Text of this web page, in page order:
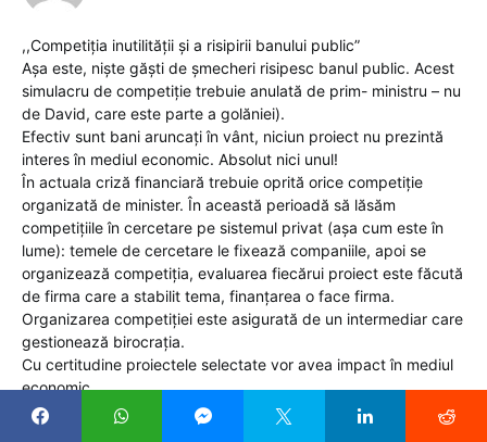
,,Competiția inutilității și a risipirii banului public”
Așa este, niște găști de șmecheri risipesc banul public. Acest
simulacru de competiție trebuie anulată de prim- ministru – nu
de David, care este parte a golăniei).
Efectiv sunt bani aruncați în vânt, niciun proiect nu prezintă
interes în mediul economic. Absolut nici unul!
În actuala criză financiară trebuie oprită orice competiție
organizată de minister. În această perioadă să lăsăm
competițiile în cercetare pe sistemul privat (așa cum este în
lume): temele de cercetare le fixează companiile, apoi se
organizează competiția, evaluarea fiecărui proiect este făcută
de firma care a stabilit tema, finanțarea o face firma.
Organizarea competiției este asigurată de un intermediar care
gestionează birocrația.
Cu certitudine proiectele selectate vor avea impact în mediul
economic.
O analiză a competițiilor organizate de minister în ultimii 10 ani